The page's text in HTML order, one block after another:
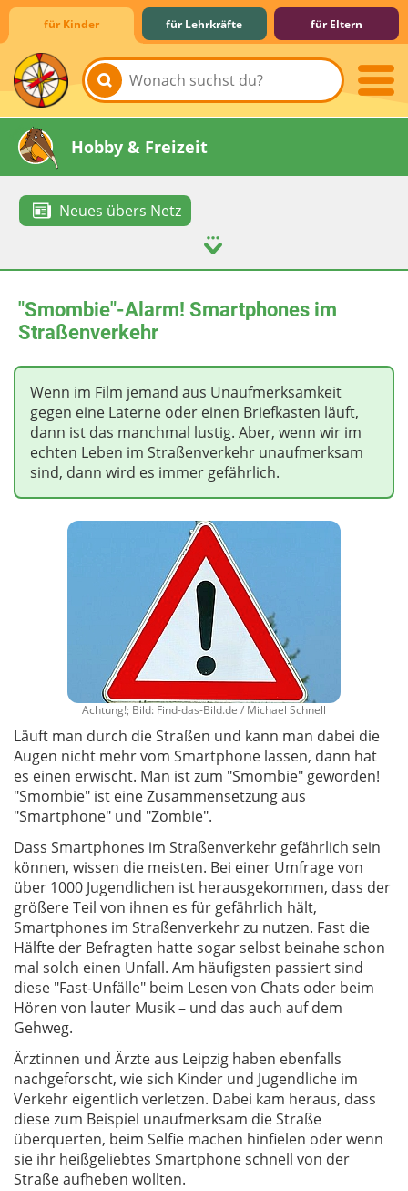
für Kinder für Lehrkräfte für Eltern
Lernen & Schule
Hobby & Freizeit
Neues übers Netz
Spiel & Spaß
Mitreden & Mitmachen
"Smombie"-Alarm! Smartphones im
Straßenverkehr
Wenn im Film jemand aus Unaufmerksamkeit
gegen eine Laterne oder einen Briefkasten läuft,
dann ist das manchmal lustig. Aber, wenn wir im
echten Leben im Straßenverkehr unaufmerksam
sind, dann wird es immer gefährlich.
Achtung!; Bild: Find-das-Bild.de / Michael Schnell
Läuft man durch die Straßen und kann man dabei die
Augen nicht mehr vom Smartphone lassen, dann hat
es einen erwischt. Man ist zum "Smombie" geworden!
"Smombie" ist eine Zusammensetzung aus
"Smartphone" und "Zombie".
Dass Smartphones im Straßenverkehr gefährlich sein
können, wissen die meisten. Bei einer Umfrage von
über 1000 Jugendlichen ist herausgekommen, dass der
größere Teil von ihnen es für gefährlich hält,
Smartphones im Straßenverkehr zu nutzen. Fast die
Hälfte der Befragten hatte sogar selbst beinahe schon
mal solch einen Unfall. Am häufigsten passiert sind
diese "Fast-Unfälle" beim Lesen von Chats oder beim
Hören von lauter Musik – und das auch auf dem
Gehweg.
Ärztinnen und Ärzte aus Leipzig haben ebenfalls
nachgeforscht, wie sich Kinder und Jugendliche im
Verkehr eigentlich verletzen. Dabei kam heraus, dass
diese zum Beispiel unaufmerksam die Straße
überquerten, beim Selfie machen hinfielen oder wenn
sie ihr heißgeliebtes Smartphone schnell von der
Straße aufheben wollten.